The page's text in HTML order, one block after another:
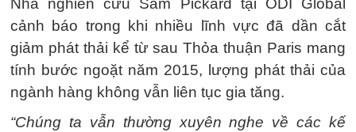
Nhà nghiên cứu Sam Pickard tại ODI Global
cảnh báo trong khi nhiều lĩnh vực đã dần cắt
giảm phát thải kể từ sau Thỏa thuận Paris mang
tính bước ngoặt năm 2015, lượng phát thải của
ngành hàng không vẫn liên tục gia tăng.
“Chúng ta vẫn thường xuyên nghe về các kế